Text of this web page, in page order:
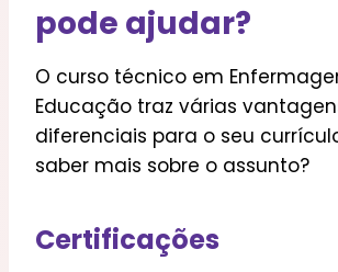
pode ajudar?
O curso técnico em
Educação traz várias
diferenciais para o seu
saber mais sobre o assunto?
Certificações